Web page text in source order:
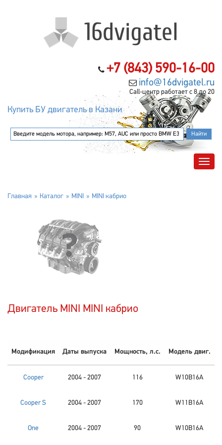
+7 (843) 590-16-00
info@16dvigatel.ru
Call-центр работает с 8 до 20
Купить БУ двигатель в Казани
Главная Каталог MINI MINI кабрио
Двигатель MINI MINI кабрио
Модификация Даты выпуска Мощность, л.с. Модель двиг.
Cooper 2004 - 2007 116 W10B16A
Cooper S 2004 - 2007 170 W11B16A
One 2004 - 2007 90 W10B16A